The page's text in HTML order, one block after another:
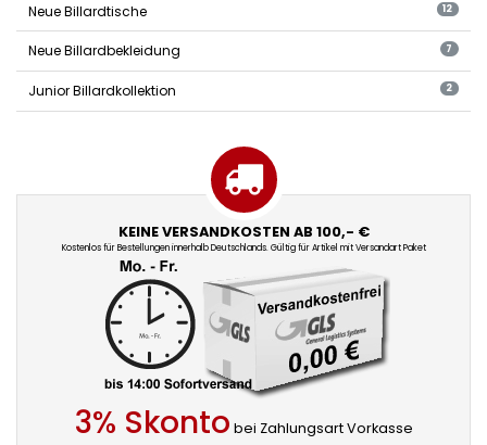
Neue Billardtische 12
Neue Billardbekleidung 7
Junior Billardkollektion 2
KEINE VERSANDKOSTEN AB 100,- €
Kostenlos für Bestellungen innerhalb Deutschlands. Gültig für Artikel mit Versandart Paket
3% Skonto bei Zahlungsart Vorkasse